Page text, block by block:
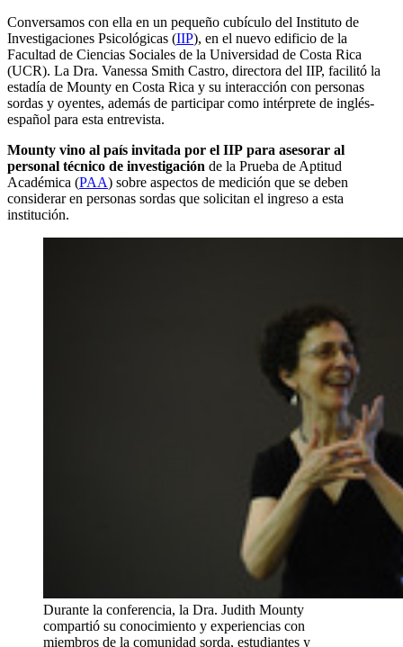
Conversamos con ella en un pequeño cubículo del Instituto de
Investigaciones Psicológicas (IIP), en el nuevo edificio de la
Facultad de Ciencias Sociales de la Universidad de Costa Rica
(UCR). La Dra. Vanessa Smith Castro, directora del IIP, facilitó la
estadía de Mounty en Costa Rica y su interacción con personas
sordas y oyentes, además de participar como intérprete de inglés-
español para esta entrevista.
Mounty vino al país invitada por el IIP para asesorar al
personal técnico de investigación de la Prueba de Aptitud
Académica (PAA) sobre aspectos de medición que se deben
considerar en personas sordas que solicitan el ingreso a esta
institución.
Durante la conferencia, la Dra. Judith Mounty
compartió su conocimiento y experiencias con
miembros de la comunidad sorda, estudiantes y